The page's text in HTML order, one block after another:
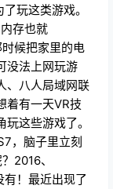
着有一天VR技
这些游戏了。
，脑子里立刻
2016、
！最近出现了
前的经典……但
典的快节奏杀
扮演狠角色的
有评论里说的
：开发者们，